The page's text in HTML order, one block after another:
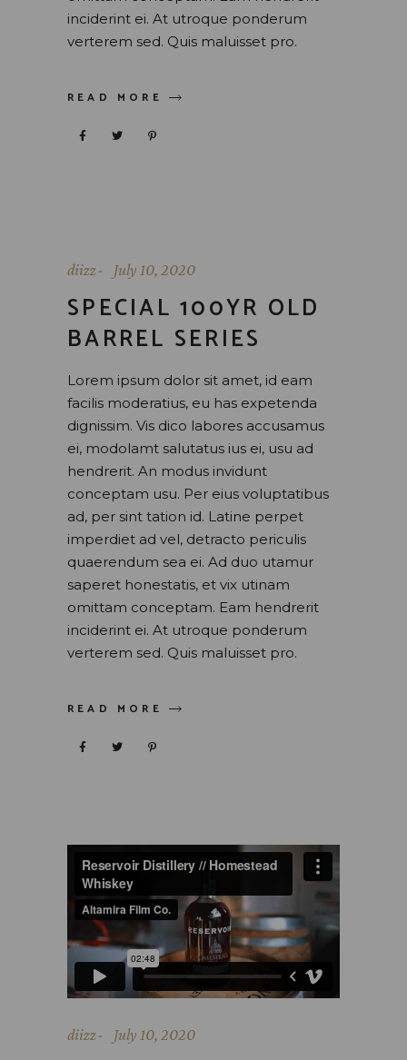
inciderint ei. At utroque ponderum
verterem sed. Quis maluisset pro.
READ MORE
diizz July 10, 2020
SPECIAL 100YR OLD
BARREL SERIES
Lorem ipsum dolor sit amet, id eam
facilis moderatius, eu has expetenda
dignissim. Vis dico labores accusamus
ei, modolamt salutatus ius ei, usu ad
hendrerit. An modus invidunt
conceptam usu. Per eius voluptatibus
ad, per sint tation id. Latine perpet
imperdiet ad vel, detracto periculis
quaerendum sea ei. Ad duo utamur
saperet honestatis, et vix utinam
omittam conceptam. Eam hendrerit
inciderint ei. At utroque ponderum
verterem sed. Quis maluisset pro.
READ MORE
diizz July 10, 2020